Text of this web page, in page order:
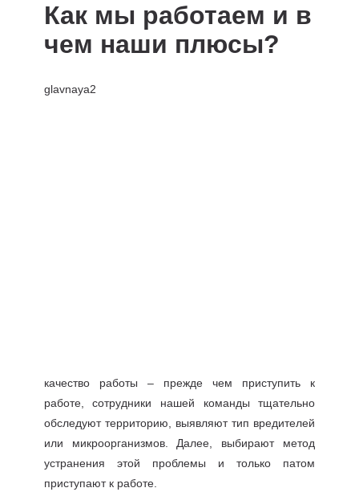
Как мы работаем и в
чем наши плюсы?
качество работы – прежде чем приступить к
работе, сотрудники нашей команды тщательно
обследуют территорию, выявляют тип вредителей
или микроорганизмов. Далее, выбирают метод
устранения этой проблемы и только патом
приступают к работе.